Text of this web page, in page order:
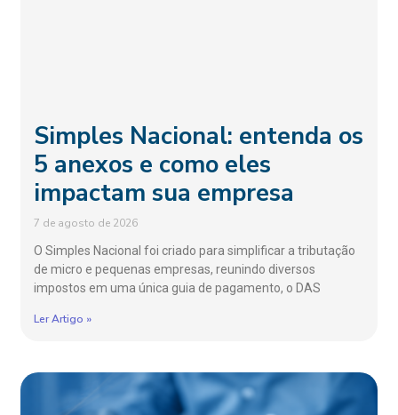
Simples Nacional: entenda os
5 anexos e como eles
impactam sua empresa
7 de agosto de 2026
O Simples Nacional foi criado para simplificar a tributação
de micro e pequenas empresas, reunindo diversos
impostos em uma única guia de pagamento, o DAS
Ler Artigo »